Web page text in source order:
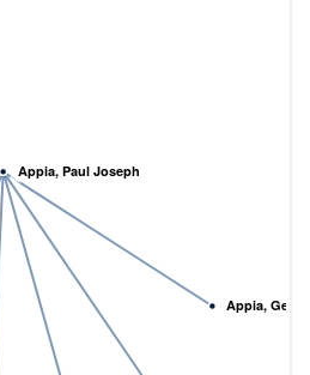
Appia,
Appia, Paul Joseph